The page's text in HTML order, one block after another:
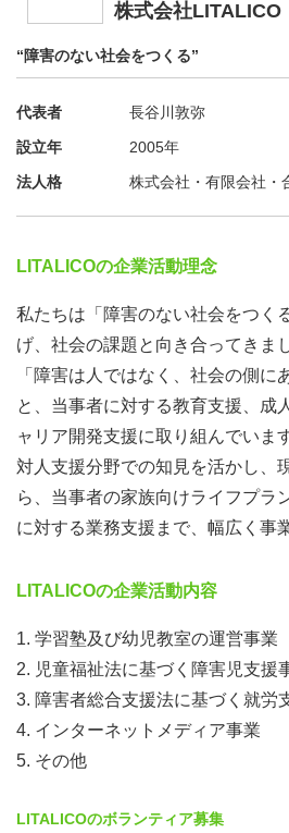
株式会社LITALICO
“障害のない社会をつくる”
代表者
長谷川敦弥
設立年
2005年
法人格
株式会社・有限会社・
LITALICOの企業活動理念
私たちは「障害のない社会をつく
げ、社会の課題と向き合ってきま
「障害は人ではなく、社会の側に
と、当事者に対する教育支援、成
ャリア開発支援に取り組んでいます
対人支援分野での知見を活かし、
ら、当事者の家族向けライフプラ
に対する業務支援まで、幅広く事
LITALICOの企業活動内容
1. 学習塾及び幼児教室の運営事業
2. 児童福祉法に基づく障害児支援
3. 障害者総合支援法に基づく就労
4. インターネットメディア事業
5. その他
LITALICOのボランティア募集